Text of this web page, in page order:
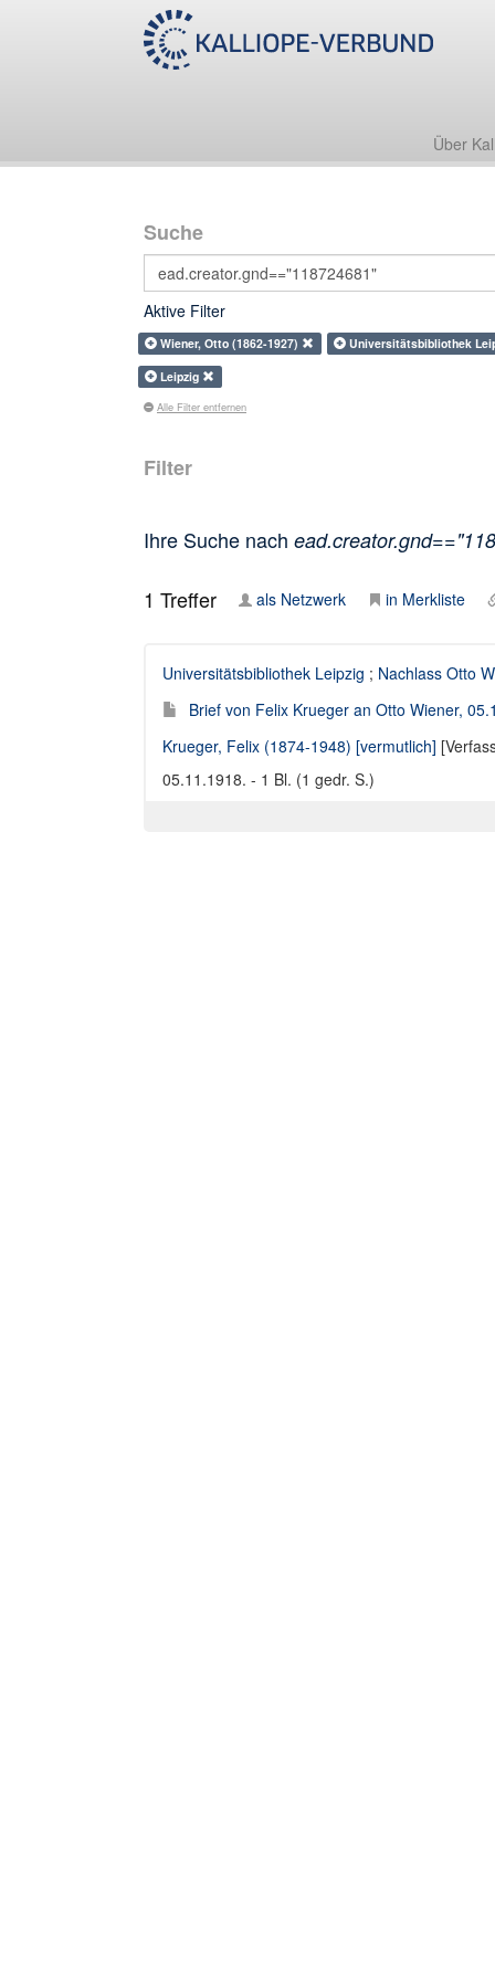
Über
Suche
Aktive Filter
Wiener, Otto (1862-1927)
Universitätsbibliothek
Leipzig
Alle Filter entfernen
Filter
Ihre Suche nach
1 Treffer als Netzwerk in Merkliste
Universitätsbibliothek Leipzig ; Nachlass Otto
Brief von Felix Krueger an Otto Wiener,
Krueger, Felix (1874-1948) [vermutlich]
05.11.1918. - 1 Bl. (1 gedr. S.)